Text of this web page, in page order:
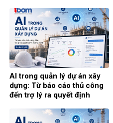
AI trong quản lý dự án xây
dựng: Từ báo cáo thủ công
đến trợ lý ra quyết định